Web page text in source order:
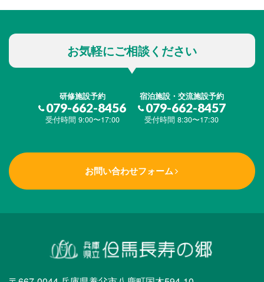
お気軽にご相談ください
研修施設予約
079-662-8456
受付時間 9:00〜17:00
宿泊施設・交流施設予約
079-662-8457
受付時間 8:30〜17:30
お問い合わせフォーム